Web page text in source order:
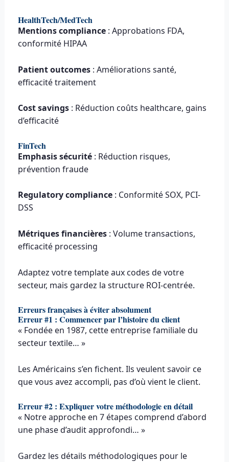
HealthTech/MedTech
Mentions compliance: Approbations FDA,
conformité HIPAA
Patient outcomes: Améliorations santé,
efficacité traitement
Cost savings: Réduction coûts healthcare, gains
d’efficacité
FinTech
Emphasis sécurité: Réduction risques,
prévention fraude
Regulatory compliance : Conformité SOX, PCI-
DSS
Métriques financières : Volume transactions,
efficacité processing
Adaptez votre template aux codes de votre
secteur, mais gardez la structure ROI-centrée.
Erreurs françaises à éviter absolument
Erreur #1 : Commencer par l’histoire du client
« Fondée en 1987, cette entreprise familiale du
secteur textile… »
Les Américains s’en fichent. Ils veulent savoir ce
que vous avez accompli, pas d’où vient le client.
Erreur #2 : Expliquer votre méthodologie en détail
« Notre approche en 7 étapes comprend d’abord
une phase d’audit approfondi… »
Gardez les détails méthodologiques pour le